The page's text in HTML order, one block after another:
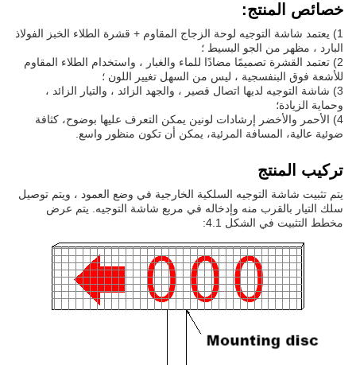
خصائص المنتج:
1) يعتمد شاشة التوجيه لوحة الزجاج المقاوم + قشرة الطلاء الخبز الفولاذ
البارد ، مظهر من الجو البسيط ؛
2) تعتمد القشرة تصميمًا مضادًا للماء والغبار ، واستخدام الطلاء المقاوم
للأشعة فوق البنفسجية ، ليس من السهل تغيير اللون ؛
3) شاشة التوجيه لديها اتصال قصير ، والجهد الزائد ، والتيار الزائد ،
وحماية الزيادة؛
4) الأحمر والأخضر إرشادات لونين يمكن التعرف عليها بوضوح، كثافة
ضوئية عالية، المسافة المرئية، يمكن أن تكون منظور واسع.
تركيب المنتج
يتم تثبيت شاشة التوجيه السلكية الخارجية في وضع العمود ، ويتم توصيل
سلك التيار بالقرب منه وإدخاله في مربع شاشة التوجيه. يتم عرض
مخطط التثبيت في الشكل 4.1: